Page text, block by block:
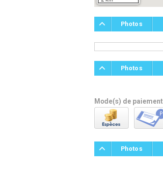
Photos
Photos
Mode(s) de paiement
Photos